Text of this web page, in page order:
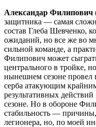
Александар
защитника — самая
состав Глеба Шевченко,
ожиданий, но все же во
сильной команде, а
Филипович может
центрального в тройке,
нынешнем сезоне
серба атакующим
результативных
сезоне. Но в обороне
стабильность —
легионера, но, по моей